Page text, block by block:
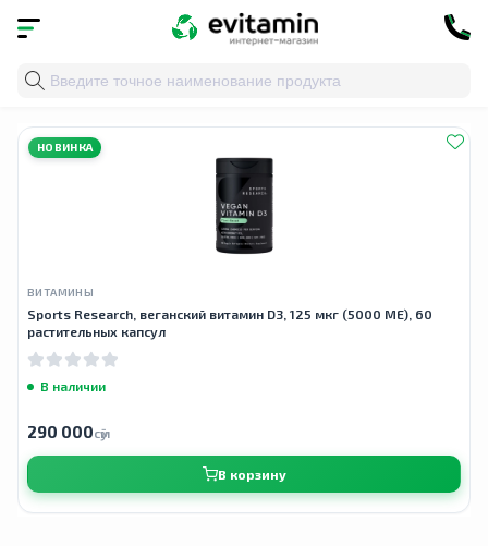
Главная » витамин d для мышц
НОВИНКА
ВИТАМИНЫ
Sports Research, веганский витамин D3, 125 мкг (5000 МЕ), 60
растительных капсул
В наличии
290 000сӯм
В корзину